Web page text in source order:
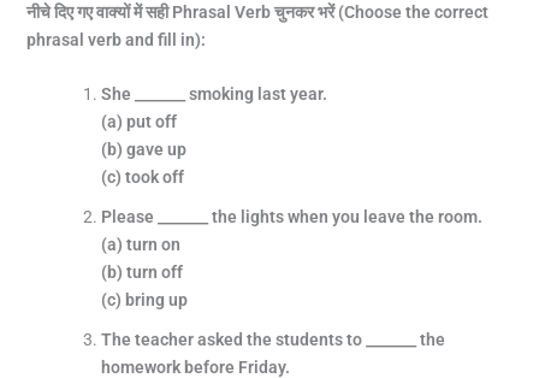
नीचे दिए गए वाक्यों में सही Phrasal Verbचुनकर भरें (Choose the correct
phrasal verb and fill in):
She _______ smoking last year.
(a) put off
(b) gave up
(c) took off
Please _______ the lights when you leave the room.
(a) turn on
(b) turn off
(c) bring up
The teacher asked the students to _______ the
homework before Friday.